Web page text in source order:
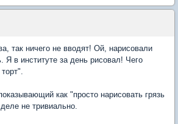
так ничего не вводят! Ой, нарисовали
Я в институте за день рисовал! Чего
как "просто нарисовать грязь
не тривиально.